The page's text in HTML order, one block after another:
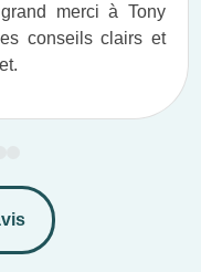
merci à Tony
conseils clairs et